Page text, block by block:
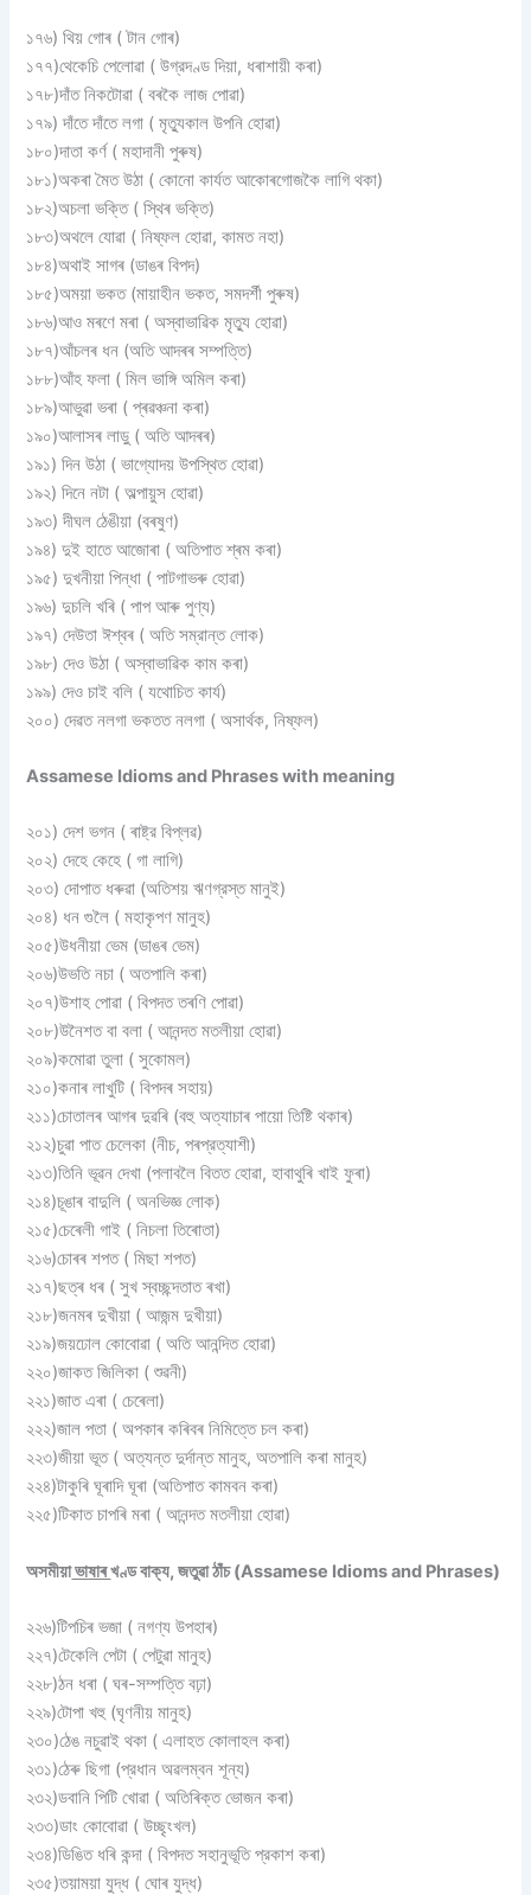
১৭৬) থিয় গােৰ ( টান গােৰ)
১৭৭)থেকেচি পেলােৱা ( উগ্রদণ্ড দিয়া, ধৰাশায়ী কৰা)
১৭৮)দাঁত নিকটোৱা ( বৰকৈ লাজ পােৱা)
১৭৯) দাঁতে দাঁতে লগা ( মৃত্যুকাল উপনি হােৱা)
১৮০)দাতা কর্ণ ( মহাদানী পুৰুষ)
১৮১)অকৰা মৈত উঠা ( কোনাে কার্যত আকোৰগোজকৈ লাগি থকা)
১৮২)অচলা ভক্তি ( স্থিৰ ভক্তি)
১৮৩)অথলে যােৱা ( নিষ্ফল হােৱা, কামত নহা)
১৮৪)অথাই সাগৰ (ডাঙৰ বিপদ)
১৮৫)অময়া ভকত (মায়াহীন ভকত, সমদর্শী পুৰুষ)
১৮৬)আও মৰণে মৰা ( অস্বাভাৱিক মৃত্যু হােৱা)
১৮৭)আঁচলৰ ধন (অতি আদৰৰ সম্পত্তি)
১৮৮)আঁহ ফলা ( মিল ভাঙ্গি অমিল কৰা)
১৮৯)আভুৱা ভৰা ( প্ৰৱঞ্চনা কৰা)
১৯০)আলাসৰ লাড়ু ( অতি আদৰৰ)
১৯১) দিন উঠা ( ভাগ্যোদয় উপস্থিত হােৱা)
১৯২) দিনে নটা ( অল্পায়ুস হােৱা)
১৯৩) দীঘল ঠেঙীয়া (বৰষুণ)
১৯৪) দুই হাতে আজোৰা ( অতিপাত শ্ৰম কৰা)
১৯৫) দুখনীয়া পিন্ধা ( পাটগাভৰু হােৱা)
১৯৬) দুচলি খৰি ( পাপ আৰু পুণ্য)
১৯৭) দেউতা ঈশ্বৰ ( অতি সম্রান্ত লােক)
১৯৮) দেও উঠা ( অস্বাভাৱিক কাম কৰা)
১৯৯) দেও চাই বলি ( যথােচিত কার্য)
২০০) দেৱত নলগা ভকতত নলগা ( অসার্থক, নিষ্ফল)
Assamese Idioms and Phrases with meaning
২০১) দেশ ভগন ( ৰাষ্ট্র বিপ্লৱ)
২০২) দেহে কেহে ( গা লাগি)
২০৩) দোপাত ধৰুৱা (অতিশয় ঋণগ্রস্ত মানুই)
২০৪) ধন গুলৈ ( মহাকৃপণ মানুহ)
২০৫)উধনীয়া ভেম (ডাঙৰ ভেম)
২০৬)উভতি নচা ( অতপালি কৰা)
২০৭)উশাহ পােৱা ( বিপদত তৰণি পােৱা)
২০৮)উনৈশত বা বলা ( আনন্দত মতলীয়া হােৱা)
২০৯)কমােৱা তুলা ( সুকোমল)
২১০)কনাৰ লাখুটি ( বিপদৰ সহায়)
২১১)চোতালৰ আগৰ দুৱৰি (বহু অত্যাচাৰ পায়ো তিষ্টি থকাৰ)
২১২)চুৱা পাত চেলেকা (নীচ, পৰপ্রত্যাশী)
২১৩)তিনি ভূৱন দেখা (পলাবলৈ বিতত হােৱা, হাবাথুৰি খাই ফুৰা)
২১৪)চূঙাৰ বাদুলি ( অনভিজ্ঞ লােক)
২১৫)চেৰেলী গাই ( নিচলা তিৰােতা)
২১৬)চোৰৰ শপত ( মিছা শপত)
২১৭)ছত্ৰ ধৰ ( সুখ স্বচ্ছন্দতাত ৰখা)
২১৮)জনমৰ দুখীয়া ( আজন্ম দুখীয়া)
২১৯)জয়ঢােল কোবােৱা ( অতি আনন্দিত হােৱা)
২২০)জাকত জিলিকা ( শুৱনী)
২২১)জাত এৰা ( চেৰেলা)
২২২)জাল পতা ( অপকাৰ কৰিবৰ নিমিত্তে চল কৰা)
২২৩)জীয়া ভূত ( অত্যন্ত দুর্দান্ত মানুহ, অতপালি কৰা মানুহ)
২২৪)টাকুৰি ঘূৰাদি ঘূৰা (অতিপাত কামবন কৰা)
২২৫)টিকাত চাপৰি মৰা ( আনন্দত মতলীয়া হােৱা)
অসমীয়াভাষাৰখণ্ড বাক্য, জতুৱা ঠাঁচ (Assamese Idioms and Phrases)
২২৬)টিপচিৰ ভজা ( নগণ্য উপহাৰ)
২২৭)টেকেলি পেটা ( পেটুৱা মানুহ)
২২৮)ঠন ধৰা ( ঘৰ-সম্পত্তি বঢ়া)
২২৯)টোপা খহু (ঘৃণনীয় মানুহ)
২৩০)ঠেঙ নচুৱাই থকা ( এলাহত কোলাহল কৰা)
২৩১)ঠেৰু ছিগা (প্রধান অৱলম্বন শূন্য)
২৩২)ডবানি পিটি খােৱা ( অতিৰিক্ত ভােজন কৰা)
২৩৩)ডাং কোবােৱা ( উচ্ছৃংখল)
২৩৪)ডিঙিত ধৰি কন্দা ( বিপদত সহানুভূতি প্রকাশ কৰা)
২৩৫)তয়াময়া যুদ্ধ ( ঘােৰ যুদ্ধ)